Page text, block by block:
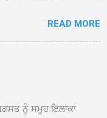
ਸੀ। ਚੋਰੀ ਦੀ ਘਟਨਾ
ਕੌਰ ਅਤੇ ਹਰਵਿੰਦਰ
ਸਿੰਘ ਵੱਲੋਂ ਕੀਤੀ ਗਈ ਸੀ
ਵਿੱਚ ਭਾਰੀ ਰੋਸ ਹੈ ਅਤੇ
READ MORE
ਨੂੰ ਸਮੂਹ ਇਲਾਕਾ